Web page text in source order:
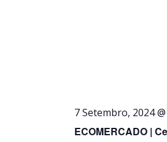
ECOMERCADO |
7 Setembro, 2024